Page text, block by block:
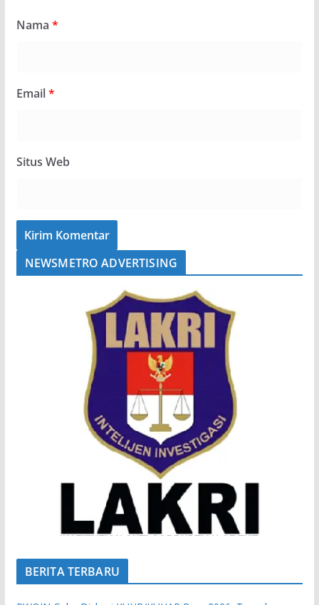
Nama *
Email*
Situs Web
NEWSMETRO ADVERTISING
BERITA TERBARU